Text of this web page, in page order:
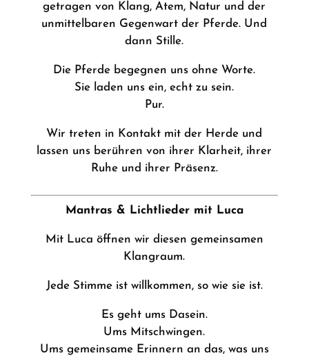
getragen von Klang, Atem, Natur und der
unmittelbaren Gegenwart der Pferde. Und
dann Stille.
Die Pferde begegnen uns ohne Worte.
Sie laden uns ein, echt zu sein.
Pur.
Wir treten in Kontakt mit der Herde und
lassen uns berühren von ihrer Klarheit, ihrer
Ruhe und ihrer Präsenz.
Mantras & Lichtlieder mit Luca
Mit Luca öffnen wir diesen gemeinsamen
Klangraum.
Jede Stimme ist willkommen, so wie sie ist.
Es geht ums Dasein.
Ums Mitschwingen.
Ums gemeinsame Erinnern an das, was uns